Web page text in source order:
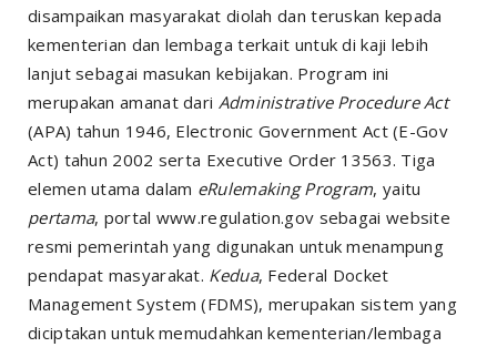
disampaikan masyarakat diolah dan teruskan kepada
kementerian dan lembaga terkait untuk di kaji lebih
lanjut sebagai masukan kebijakan. Program ini
merupakan amanat dari Administrative Procedure Act
(APA) tahun 1946, Electronic Government Act (E-Gov
Act) tahun 2002 serta Executive Order 13563. Tiga
elemen utama dalam eRulemaking Program, yaitu
pertama, portal www.regulation.gov sebagai website
resmi pemerintah yang digunakan untuk menampung
pendapat masyarakat. Kedua, Federal Docket
Management System (FDMS), merupakan sistem yang
diciptakan untuk memudahkan kementerian/lembaga